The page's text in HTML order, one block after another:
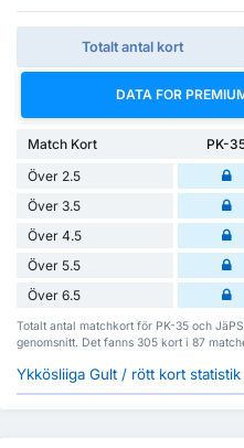
Totalt antal kort
DATA FOR
Match Kort PK-
Över 2.5
Över 3.5
Över 4.5
Över 5.5
Över 6.5
Totalt antal matchkort för PK-35 och
genomsnitt. Det fanns 305 kort i 87
Ykkösliiga Gult / rött kort statistik